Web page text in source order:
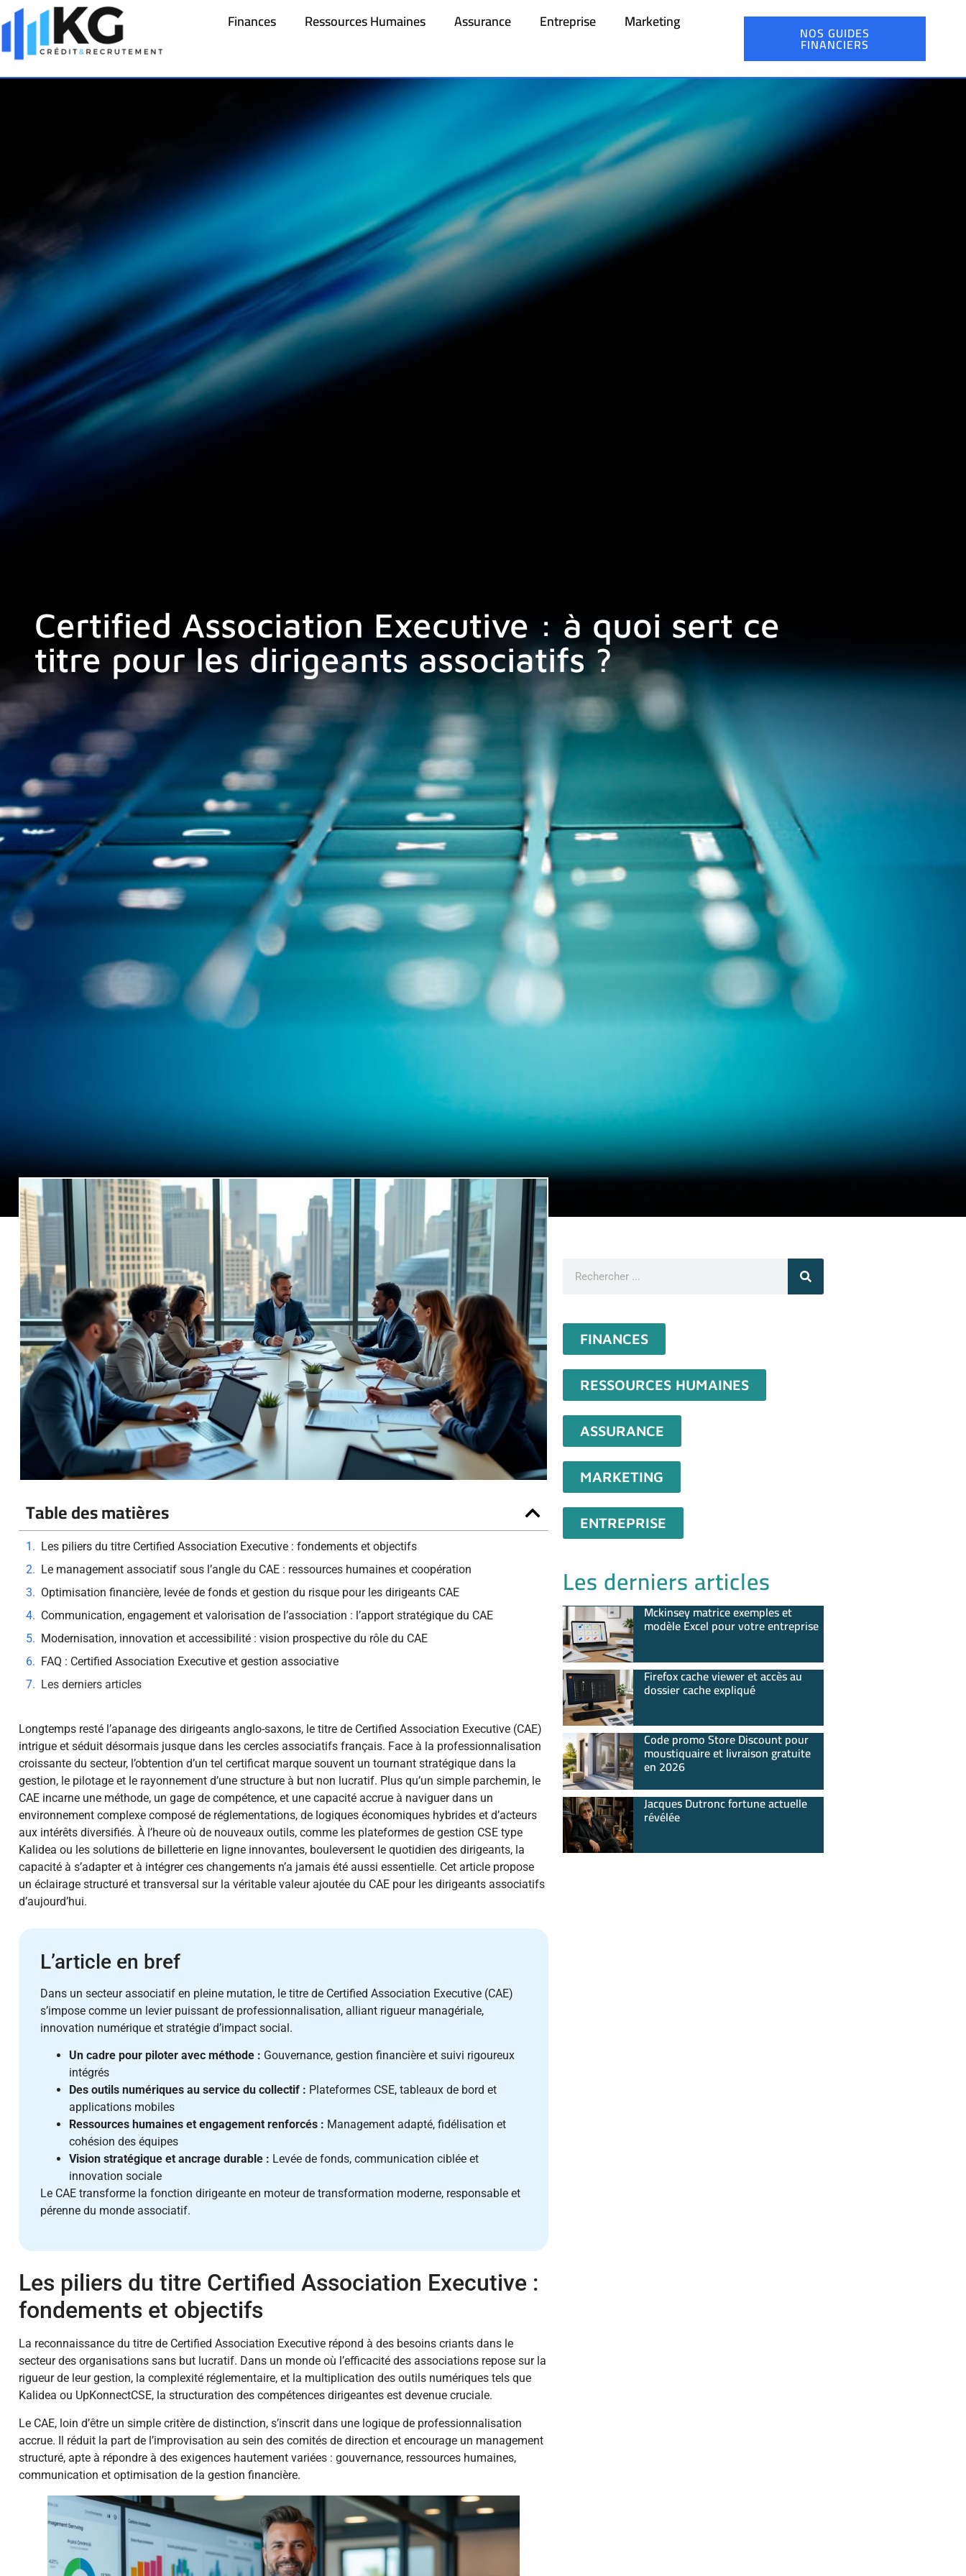
Finances Ressources Humaines Assurance Entreprise Marketing NOS GUIDES
FINANCIERS
Certified Association Executive : à quoi sert ce
titre pour les dirigeants associatifs ?
Table des matières
Les piliers du titre Certified Association Executive : fondements et objectifs
Le management associatif sous l’angle du CAE : ressources humaines et coopération
Optimisation financière, levée de fonds et gestion du risque pour les dirigeants CAE
Communication, engagement et valorisation de l’association : l’apport stratégique du CAE
Modernisation, innovation et accessibilité : vision prospective du rôle du CAE
FAQ : Certified Association Executive et gestion associative
Les derniers articles
Longtemps resté l’apanage des dirigeants anglo-saxons, le titre de Certified Association Executive (CAE)
intrigue et séduit désormais jusque dans les cercles associatifs français. Face à la professionnalisation
croissante du secteur, l’obtention d’un tel certificat marque souvent un tournant stratégique dans la
gestion, le pilotage et le rayonnement d’une structure à but non lucratif. Plus qu’un simple parchemin, le
CAE incarne une méthode, un gage de compétence, et une capacité accrue à naviguer dans un
environnement complexe composé de réglementations, de logiques économiques hybrides et d’acteurs
aux intérêts diversifiés. À l’heure où de nouveaux outils, comme les plateformes de gestion CSE type
Kalidea ou les solutions de billetterie en ligne innovantes, bouleversent le quotidien des dirigeants, la
capacité à s’adapter et à intégrer ces changements n’a jamais été aussi essentielle. Cet article propose
un éclairage structuré et transversal sur la véritable valeur ajoutée du CAE pour les dirigeants associatifs
d’aujourd’hui.
L’article en bref
Dans un secteur associatif en pleine mutation, le titre de Certified Association Executive (CAE)
s’impose comme un levier puissant de professionnalisation, alliant rigueur managériale,
innovation numérique et stratégie d’impact social.
Un cadre pour piloter avec méthode : Gouvernance, gestion financière et suivi rigoureux
intégrés
Des outils numériques au service du collectif : Plateformes CSE, tableaux de bord et
applications mobiles
Ressources humaines et engagement renforcés : Management adapté, fidélisation et
cohésion des équipes
Vision stratégique et ancrage durable : Levée de fonds, communication ciblée et
innovation sociale
Le CAE transforme la fonction dirigeante en moteur de transformation moderne, responsable et
pérenne du monde associatif.
Les piliers du titre Certified Association Executive :
fondements et objectifs
La reconnaissance du titre de Certified Association Executive répond à des besoins criants dans le
secteur des organisations sans but lucratif. Dans un monde où l’efficacité des associations repose sur la
rigueur de leur gestion, la complexité réglementaire, et la multiplication des outils numériques tels que
Kalidea ou UpKonnectCSE, la structuration des compétences dirigeantes est devenue cruciale.
Le CAE, loin d’être un simple critère de distinction, s’inscrit dans une logique de professionnalisation
accrue. Il réduit la part de l’improvisation au sein des comités de direction et encourage un management
structuré, apte à répondre à des exigences hautement variées : gouvernance, ressources humaines,
communication et optimisation de la gestion financière.
FINANCES
RESSOURCES HUMAINES
ASSURANCE
MARKETING
ENTREPRISE
Les derniers articles
Mckinsey matrice exemples et
modèle Excel pour votre entreprise
Firefox cache viewer et accès au
dossier cache expliqué
Code promo Store Discount pour
moustiquaire et livraison gratuite
en 2026
Jacques Dutronc fortune actuelle
révélée